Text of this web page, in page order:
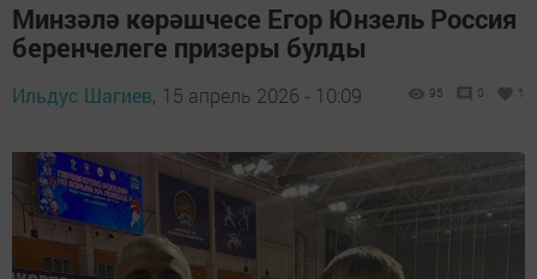
Минзәлә көрәшчесе Егор Юнзель Россия
беренчелеге призеры булды
Ильдус Шагиев, 15 апрель 2026 - 10:09 95 0 1